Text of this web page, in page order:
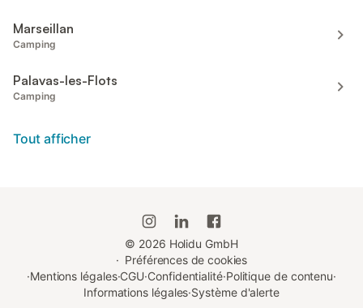
Marseillan
Camping
Palavas-les-Flots
Camping
Tout afficher
© 2026 Holidu GmbH
· Préférences de cookies
·Mentions légales·CGU·Confidentialité·Politique de contenu·
Informations légales·Système d'alerte